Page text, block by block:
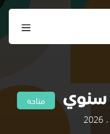
سنوي متاحة